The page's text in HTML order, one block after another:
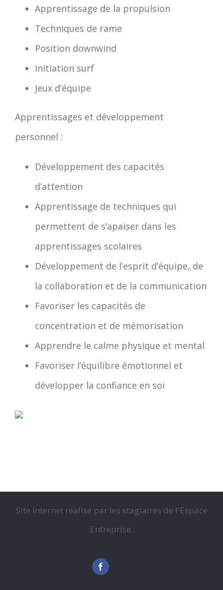
Apprentissage de la propulsion
Techniques de rame
Position downwind
Initiation surf
Jeux d’équipe
Apprentissages et développement
personnel :
Développement des capacités
d’attention
Apprentissage de techniques qui
permettent de s’apaiser dans les
apprentissages scolaires
Développement de l’esprit d’équipe, de
la collaboration et de la communication
Favoriser les capacités de
concentration et de mémorisation
Apprendre le calme physique et mental
Favoriser l’équilibre émotionnel et
développer la confiance en soi
Site internet réalisé par les stagiaires de l'Espace
Entreprise.
Facebook